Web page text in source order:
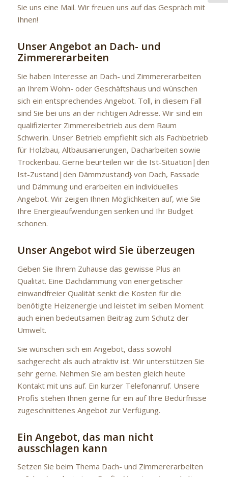
Sie uns eine Mail. Wir freuen uns auf das Gespräch mit
Ihnen!
Unser Angebot an Dach- und
Zimmererarbeiten
Sie haben Interesse an Dach- und Zimmererarbeiten
an Ihrem Wohn- oder Geschäftshaus und wünschen
sich ein entsprechendes Angebot. Toll, in diesem Fall
sind Sie bei uns an der richtigen Adresse. Wir sind ein
qualifizierter Zimmereibetrieb aus dem Raum
Schwerin. Unser Betrieb empfiehlt sich als Fachbetrieb
für Holzbau, Altbausanierungen, Dacharbeiten sowie
Trockenbau. Gerne beurteilen wir die Ist-Situation|den
Ist-Zustand|den Dämmzustand} von Dach, Fassade
und Dämmung und erarbeiten ein individuelles
Angebot. Wir zeigen Ihnen Möglichkeiten auf, wie Sie
Ihre Energieaufwendungen senken und Ihr Budget
schonen.
Unser Angebot wird Sie überzeugen
Geben Sie Ihrem Zuhause das gewisse Plus an
Qualität. Eine Dachdämmung von energetischer
einwandfreier Qualität senkt die Kosten für die
benötigte Heizenergie und leistet im selben Moment
auch einen bedeutsamen Beitrag zum Schutz der
Umwelt.
Sie wünschen sich ein Angebot, dass sowohl
sachgerecht als auch atraktiv ist. Wir unterstützen Sie
sehr gerne. Nehmen Sie am besten gleich heute
Kontakt mit uns auf. Ein kurzer Telefonanruf. Unsere
Profis stehen Ihnen gerne für ein auf Ihre Bedürfnisse
zugeschnittenes Angebot zur Verfügung.
Ein Angebot, das man nicht
ausschlagen kann
Setzen Sie beim Thema Dach- und Zimmererarbeiten